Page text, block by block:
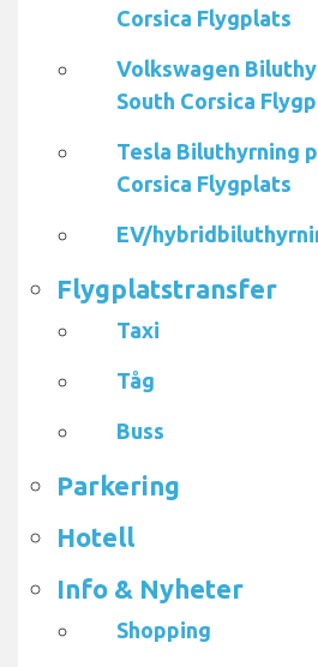
Corsica Flygplats
Volkswagen
South Corsica
Tesla Biluthyrning
Corsica Flygplats
EV/
Flygplatstransfer
Taxi
Tåg
Buss
Parkering
Hotell
Info & Nyheter
Shopping